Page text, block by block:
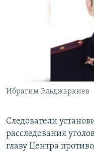
ПОДПИШИТЕСЬ НА
Ибрагим Эльджаркиев
Следователи
расследования
главу Центра